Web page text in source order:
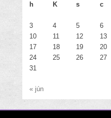
h
K s c
3
4 5 6
10
11 12 13
17
18 19 20
24
25 26 27
31
« jún